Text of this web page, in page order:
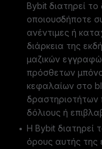
Bybit διατηρεί το
οποιουσδήποτε
ανέντιμες ή
διάρκεια της
μαζικών
πρόσθετων
κεφαλαίων στο
δραστηριοτήτων
δόλιους ή
Η Bybit διατηρεί
όρους αυτής της